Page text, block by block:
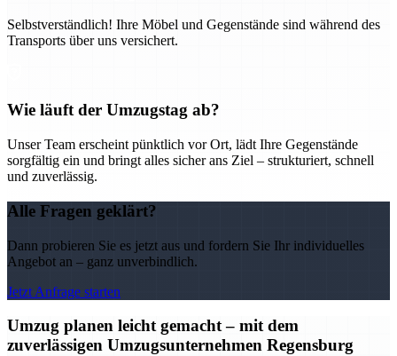
Selbstverständlich! Ihre Möbel und Gegenstände sind während des
Transports über uns versichert.
Wie läuft der Umzugstag ab?
Unser Team erscheint pünktlich vor Ort, lädt Ihre Gegenstände
sorgfältig ein und bringt alles sicher ans Ziel – strukturiert, schnell
und zuverlässig.
Alle Fragen geklärt?
Dann probieren Sie es jetzt aus und fordern Sie Ihr individuelles
Angebot an – ganz unverbindlich.
Jetzt Anfrage starten
Umzug planen leicht gemacht – mit dem
zuverlässigen Umzugsunternehmen Regensburg